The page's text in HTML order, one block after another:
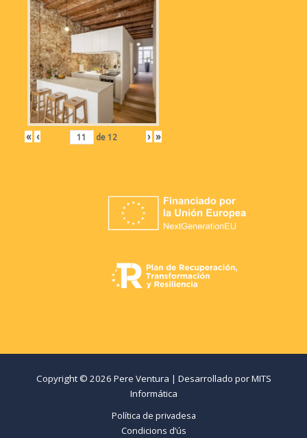
« ‹ de 12 › »
Copyright © 2026 Pere Ventura | Desarrollado porMITS
Informática
Política de privadesa
Condicions d’ús